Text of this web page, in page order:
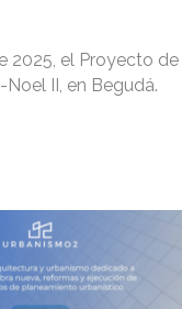
2025, el Proyecto de
II, en Begudá.